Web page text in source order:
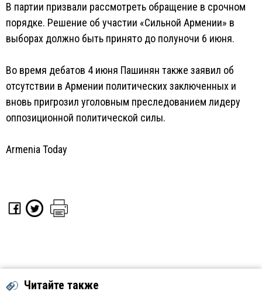
В партии призвали рассмотреть обращение в срочном
порядке. Решение об участии «Сильной Армении» в
выборах должно быть принято до полуночи 6 июня.
Во время дебатов 4 июня Пашинян также заявил об
отсутствии в Армении политических заключенных и
вновь пригрозил уголовным преследованием лидеру
оппозиционной политической силы.
Armenia Today
Читайте также